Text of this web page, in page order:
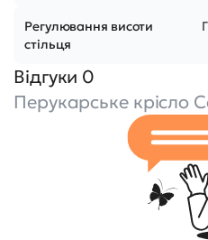
Регулювання висоти
стільця
Відгуки 0
Перукарське крісло